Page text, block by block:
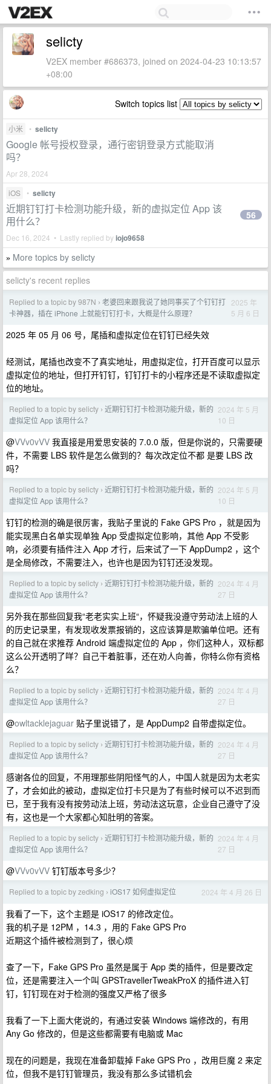
selicty
V2EX member #686373, joined on 2024-04-23 10:13:57
+08:00
Switch topics list
小米 • selicty
Google 帐号授权登录，通行密钥登录方式能取消
吗？
Apr 28, 2024
iOS
• selicty
近期钉钉打卡检测功能升级，新的虚拟定位 App 该
用什么？
Dec 16, 2024 • Lastly replied byiojo9658
56
» More topics by selicty
selicty's recent replies
Replied to a topic by 987N › 老婆回来跟我说了她同事买了个钉钉打
卡神器，插在 iPhone 上就能钉钉打卡，大概是什么原理？
2025 年
5 月 6 日
2025 年 05 月 06 号，尾插和虚拟定位在钉钉已经失效
经测试，尾插也改变不了真实地址，用虚拟定位，打开百度可以显示
虚拟定位的地址，但打开钉钉，钉钉打卡的小程序还是不读取虚拟定
位的地址。
Replied to a topic by selicty › 近期钉钉打卡检测功能升级，新的
虚拟定位 App 该用什么？
2024 年 5 月
10 日
@VVv0vVV 我直接是用爱思安装的 7.0.0 版，但是你说的，只需要硬
件，不需要 LBS 软件是怎么做到的？每次改定位不都 是要 LBS 改
吗？
Replied to a topic by selicty › 近期钉钉打卡检测功能升级，新的
虚拟定位 App 该用什么？
2024 年 5 月
10 日
钉钉的检测的确是很厉害，我贴子里说的 Fake GPS Pro ，就是因为
能实现黑白名单实现单独 App 受虚拟定位影响，其他 App 不受影
响，必须要有插件注入 App 才行，后来试了一下 AppDump2 ，这个
是全局修改，不需要注入，也许也是因为钉钉还没发现。
Replied to a topic by selicty › 近期钉钉打卡检测功能升级，新的
虚拟定位 App 该用什么？
2024 年 4 月
27 日
另外我在那些回复我“老老实实上班“，怀疑我没遵守劳动法上班的人
的历史记录里，有发现收发票报销的，这应该算是欺骗单位吧。还有
的自己就在求推荐 Android 端虚拟定位的 App ，你们这种人，双标都
这么公开透明了咩？自己干着脏事，还在劝人向善，你特么你有资格
么？
Replied to a topic by selicty › 近期钉钉打卡检测功能升级，新的
虚拟定位 App 该用什么？
2024 年 4 月
27 日
@owltacklejaguar 贴子里说错了，是 AppDump2 自带虚拟定位。
Replied to a topic by selicty › 近期钉钉打卡检测功能升级，新的
虚拟定位 App 该用什么？
2024 年 4 月
27 日
感谢各位的回复，不用理那些阴阳怪气的人，中国人就是因为太老实
了，才会如此的被动，虚拟定位打卡只是为了有些时候可以不迟到而
已，至于我有没有按劳动法上班，劳动法这玩意，企业自己遵守了没
有，这也是一个大家都心知肚明的答案。
Replied to a topic by selicty › 近期钉钉打卡检测功能升级，新的
虚拟定位 App 该用什么？
2024 年 4 月
27 日
@VVv0vVV 钉钉版本号多少？
Replied to a topic by zedking › iOS17 如何虚拟定位 2024 年 4 月 26 日
我看了一下，这个主题是 iOS17 的修改定位。
我的机子是 12PM ，14.3 ，用的 Fake GPS Pro
近期这个插件被检测到了，很心烦
查了一下，Fake GPS Pro 虽然是属于 App 类的插件，但是要改定
位，还是需要注入一个叫 GPSTravellerTweakProX 的插件进入钉
钉，钉钉现在对于检测的强度又严格了很多
我看了一下上面大佬说的，有通过安装 Windows 端修改的，有用
Any Go 修改的，但是这些都需要有电脑或 Mac
现在的问题是，我现在准备卸载掉 Fake GPS Pro ，改用巨魔 2 来定
位，但我不是钉钉管理员，我没有那么多试错机会